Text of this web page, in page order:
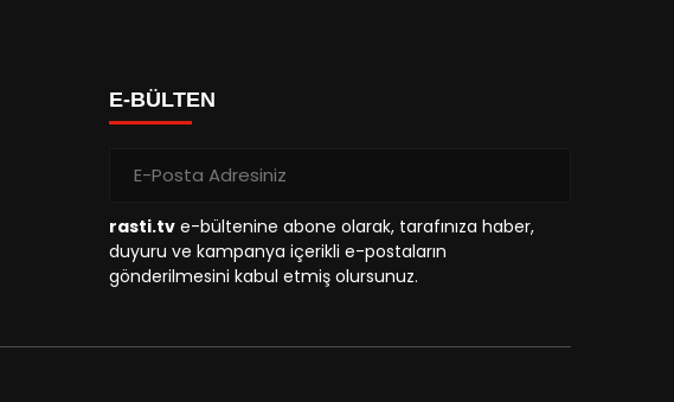
E-BÜLTEN
rasti.tv e-bültenine abone olarak, tarafınıza haber,
duyuru ve kampanya içerikli e-postaların
gönderilmesini kabul etmiş olursunuz.